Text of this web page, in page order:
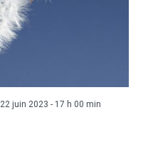
22 juin 2023 - 17 h 00 min